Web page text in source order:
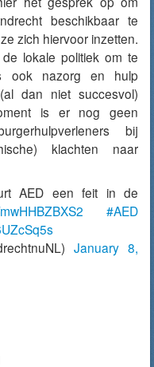
beschikbaar te
zich hiervoor inzetten.
lokale politiek om te
ook nazorg en hulp
dan niet succesvol)
is er nog geen
bij
klachten naar
AED een feit in de
#AED
January 8,